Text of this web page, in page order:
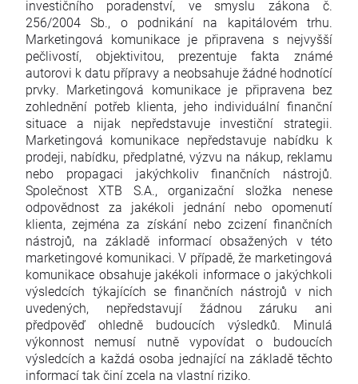
investičního poradenství, ve smyslu zákona č.
256/2004 Sb., o podnikání na kapitálovém trhu.
Marketingová komunikace je připravena s nejvyšší
pečlivostí, objektivitou, prezentuje fakta známé
autorovi k datu přípravy a neobsahuje žádné hodnotící
prvky. Marketingová komunikace je připravena bez
zohlednění potřeb klienta, jeho individuální finanční
situace a nijak nepředstavuje investiční strategii.
Marketingová komunikace nepředstavuje nabídku k
prodeji, nabídku, předplatné, výzvu na nákup, reklamu
nebo propagaci jakýchkoliv finančních nástrojů.
Společnost XTB S.A., organizační složka nenese
odpovědnost za jakékoli jednání nebo opomenutí
klienta, zejména za získání nebo zcizení finančních
nástrojů, na základě informací obsažených v této
marketingové komunikaci. V případě, že marketingová
komunikace obsahuje jakékoli informace o jakýchkoli
výsledcích týkajících se finančních nástrojů v nich
uvedených, nepředstavují žádnou záruku ani
předpověď ohledně budoucích výsledků. Minulá
výkonnost nemusí nutně vypovídat o budoucích
výsledcích a každá osoba jednající na základě těchto
informací tak činí zcela na vlastní riziko.